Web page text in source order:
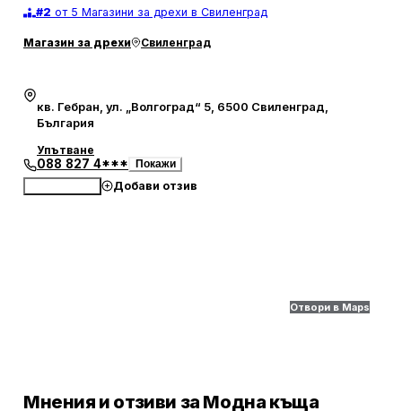
#2 от 5 Магазини за дрехи в Свиленград
Магазин за дрехи Свиленград
кв. Гебран, ул. „Волгоград“ 5, 6500 Свиленград,
България
Упътване
088 827 4*** Покажи
Добави отзив
Отвори в Maps
Мнения и отзиви за Модна къща